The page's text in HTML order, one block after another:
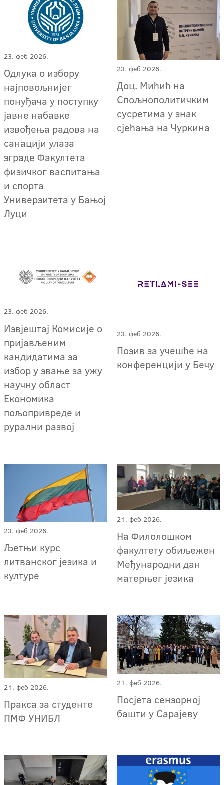
23. феб 2026.
Одлука о избору
најповољнијег
понуђача у поступку
јавне набавке
извођења радова на
санацији улаза
зграде Факултета
физичког васпитања
и спорта
Универзитета у Бањој
Луци
23. феб 2026.
Доц. Мићић на
Спољнополитичким
сусретима у знак
сјећања на Чуркина
23. феб 2026.
Извјештај Комисије о
пријављеним
кандидатима за
избор у звање за ужу
научну област
Економика
пољопривреде и
рурални развој
23. феб 2026.
Позив за учешће на
конференцији у Бечу
23. феб 2026.
Љетњи курс
литванског језика и
културе
21. феб 2026.
На Филолошком
факултету обиљежен
Међународни дан
матерњег језика
21. феб 2026.
Пракса за студенте
ПМФ УНИБЛ
21. феб 2026.
Посјета сензорној
башти у Сарајеву